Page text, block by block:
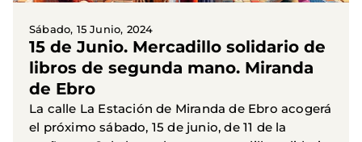
Sábado, 15 Junio, 2024
15 de Junio. Mercadillo solidario de
libros de segunda mano. Miranda
de Ebro
La calle La Estación de Miranda de Ebro acogerá
el próximo sábado, 15 de junio, de 11 de la